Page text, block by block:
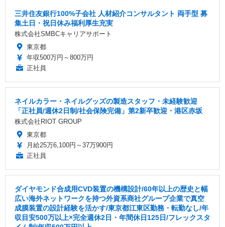
三井住友銀行100%子会社 人材紹介コンサルタント 両手型 募
集土日・祝日休み福利厚生充実
株式会社SMBCキャリアサポート
東京都
年収500万円～800万円
正社員
ネイルカラー・ネイルグッズの製造スタッフ・未経験歓迎
「正社員/週休2日制/社会保険完備」第2新卒歓迎・港区赤坂
株式会社RIOT GROUP
東京都
月給25万6,100円～37万900円
正社員
ダイヤモンド合成用CVD装置の機構設計/60年以上の歴史と幅
広い海外ネットワークを持つ外資系商社グループ企業で真空
成膜装置の設計経験を活かす/東京都江東区勤務・転勤なし/年
収目安500万以上×完全週休2日・年間休日125日/フレックスタ